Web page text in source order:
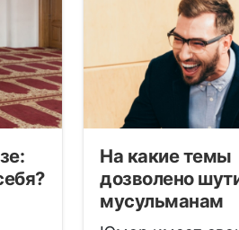
На какие темы
дозволено
мусульманам